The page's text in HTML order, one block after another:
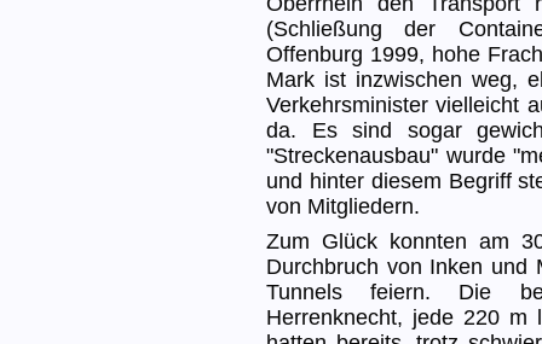
(Schließung der
Offenburg 1999, hohe
Mark ist inzwischen weg,
Verkehrsminister vielleicht
da. Es sind sogar
"Streckenausbau" wurde
und hinter diesem Begriff
von Mitgliedern.
Zum Glück konnten am
Durchbruch von Inken und
Tunnels feiern. Die
Herrenknecht, jede 220